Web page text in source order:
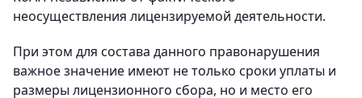
неосуществления лицензируемой деятельности.
При этом для состава данного правонарушения
важное значение имеют не только сроки уплаты и
размеры лицензионного сбора, но и место его